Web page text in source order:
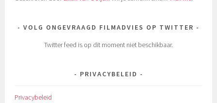
VOLG ONGEVRAAGD FILMADVIES OP TWITTER
Twitter feed is op dit moment niet beschikbaar.
PRIVACYBELEID
Privacybeleid